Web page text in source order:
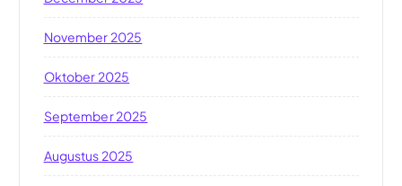
November 2025
Oktober 2025
September 2025
Augustus 2025